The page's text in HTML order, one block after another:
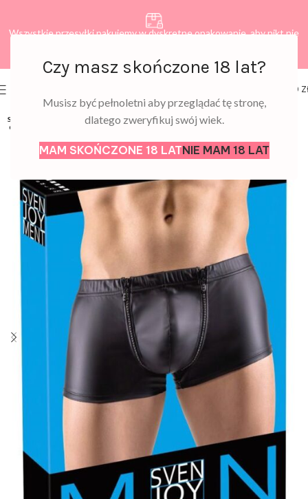
Czy masz skończone 18 lat?
Musisz być pełnoletni aby przeglądać tę stronę,
dlatego zweryfikuj swój wiek.
MAM SKOŃCZONE 18 LATNIE MAM 18 LAT
Wszystkie przesyłki pakujemy w dyskretne opakowanie, aby nikt nie
0,00
SOLD
OUT